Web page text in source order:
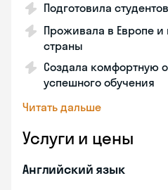
Подготовила
Проживала в Европе и
страны
Создала комфортную
успешного обучения
Читать дальше
Услуги и цены
Английский язык